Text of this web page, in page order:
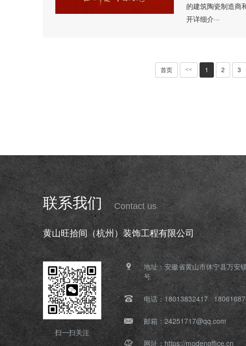
的建筑陶瓷制造商
开详细介···
首页 << 1 2 3
联系我们 Contact us
黄山旺拾间（杭州）装饰工程有限公司
扫一扫关注
地址：安徽省黄山市休宁县万安
号
电话：18013832417
邮箱：24251717@qq.com
网址：https://modenoffice.cn